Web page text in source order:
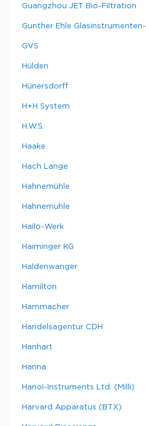
Guangzhou JET Bio-Filtration
Gunther Ehle Glasinstrumenten-
GVS
Hülden
Hünersdorff
H+H System
H.W.S.
Haake
Hach Lange
Hahnemühle
Hahnemuhle
Hailo-Werk
Haiminger KG
Haldenwanger
Hamilton
Hammacher
Handelsagentur CDH
Hanhart
Hanna
Hanoi-Instruments Ltd. (Milli)
Harvard Apparatus (BTX)